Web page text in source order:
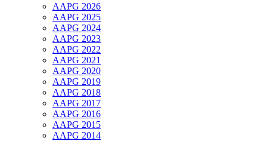
AAPG 2026
AAPG 2025
AAPG 2024
AAPG 2023
AAPG 2022
AAPG 2021
AAPG 2020
AAPG 2019
AAPG 2018
AAPG 2017
AAPG 2016
AAPG 2015
AAPG 2014